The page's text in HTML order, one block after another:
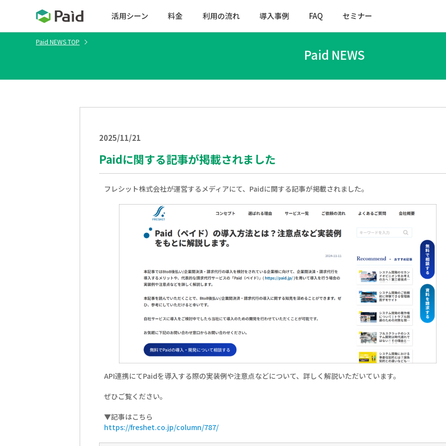
活用シーン 料金 利用の流れ 導入事例 FAQ セミナー
Paid NEWS TOP
Paid NEWS
2025/11/21
Paidに関する記事が掲載されました
フレシット株式会社が運営するメディアにて、Paidに関する記事が掲載されました。
API連携にてPaidを導入する際の実装例や注意点などについて、詳しく解説いただいています。
ぜひご覧ください。
▼記事はこちら
https://freshet.co.jp/column/787/